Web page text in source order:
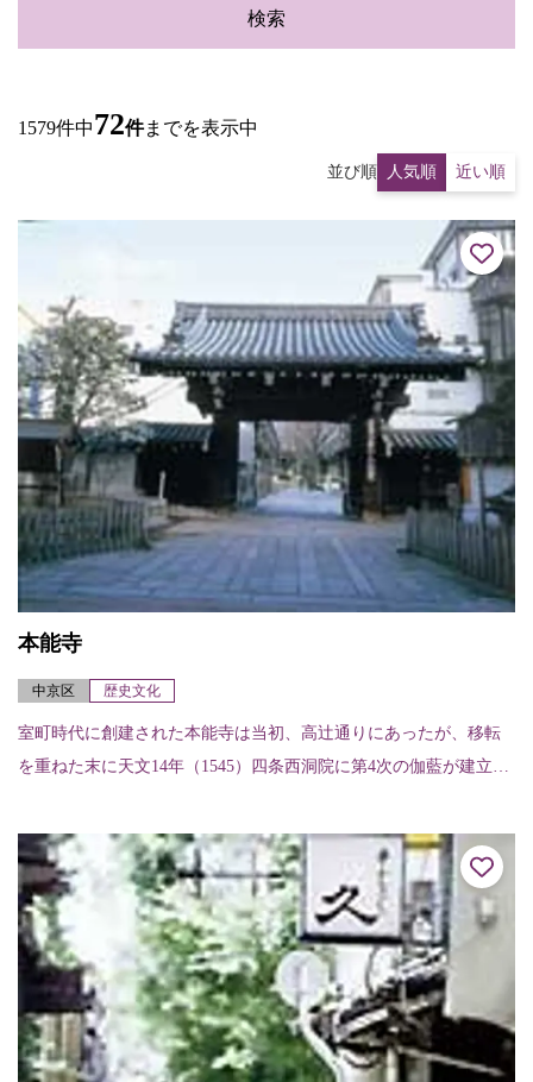
検索
1579件中72件までを表示中
並び順 人気順 近い順
本能寺
中京区 歴史文化
室町時代に創建された本能寺は当初、高辻通りにあったが、移転
を重ねた末に天文14年（1545）四条西洞院に第4次の伽藍が建立さ
に移さ...